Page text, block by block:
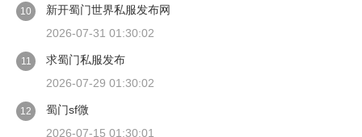
10
新开蜀门世界私服发布网
2026-07-31 01:30:02
11
求蜀门私服发布
2026-07-29 01:30:02
12
蜀门sf微
2026-07-15 01:30:01